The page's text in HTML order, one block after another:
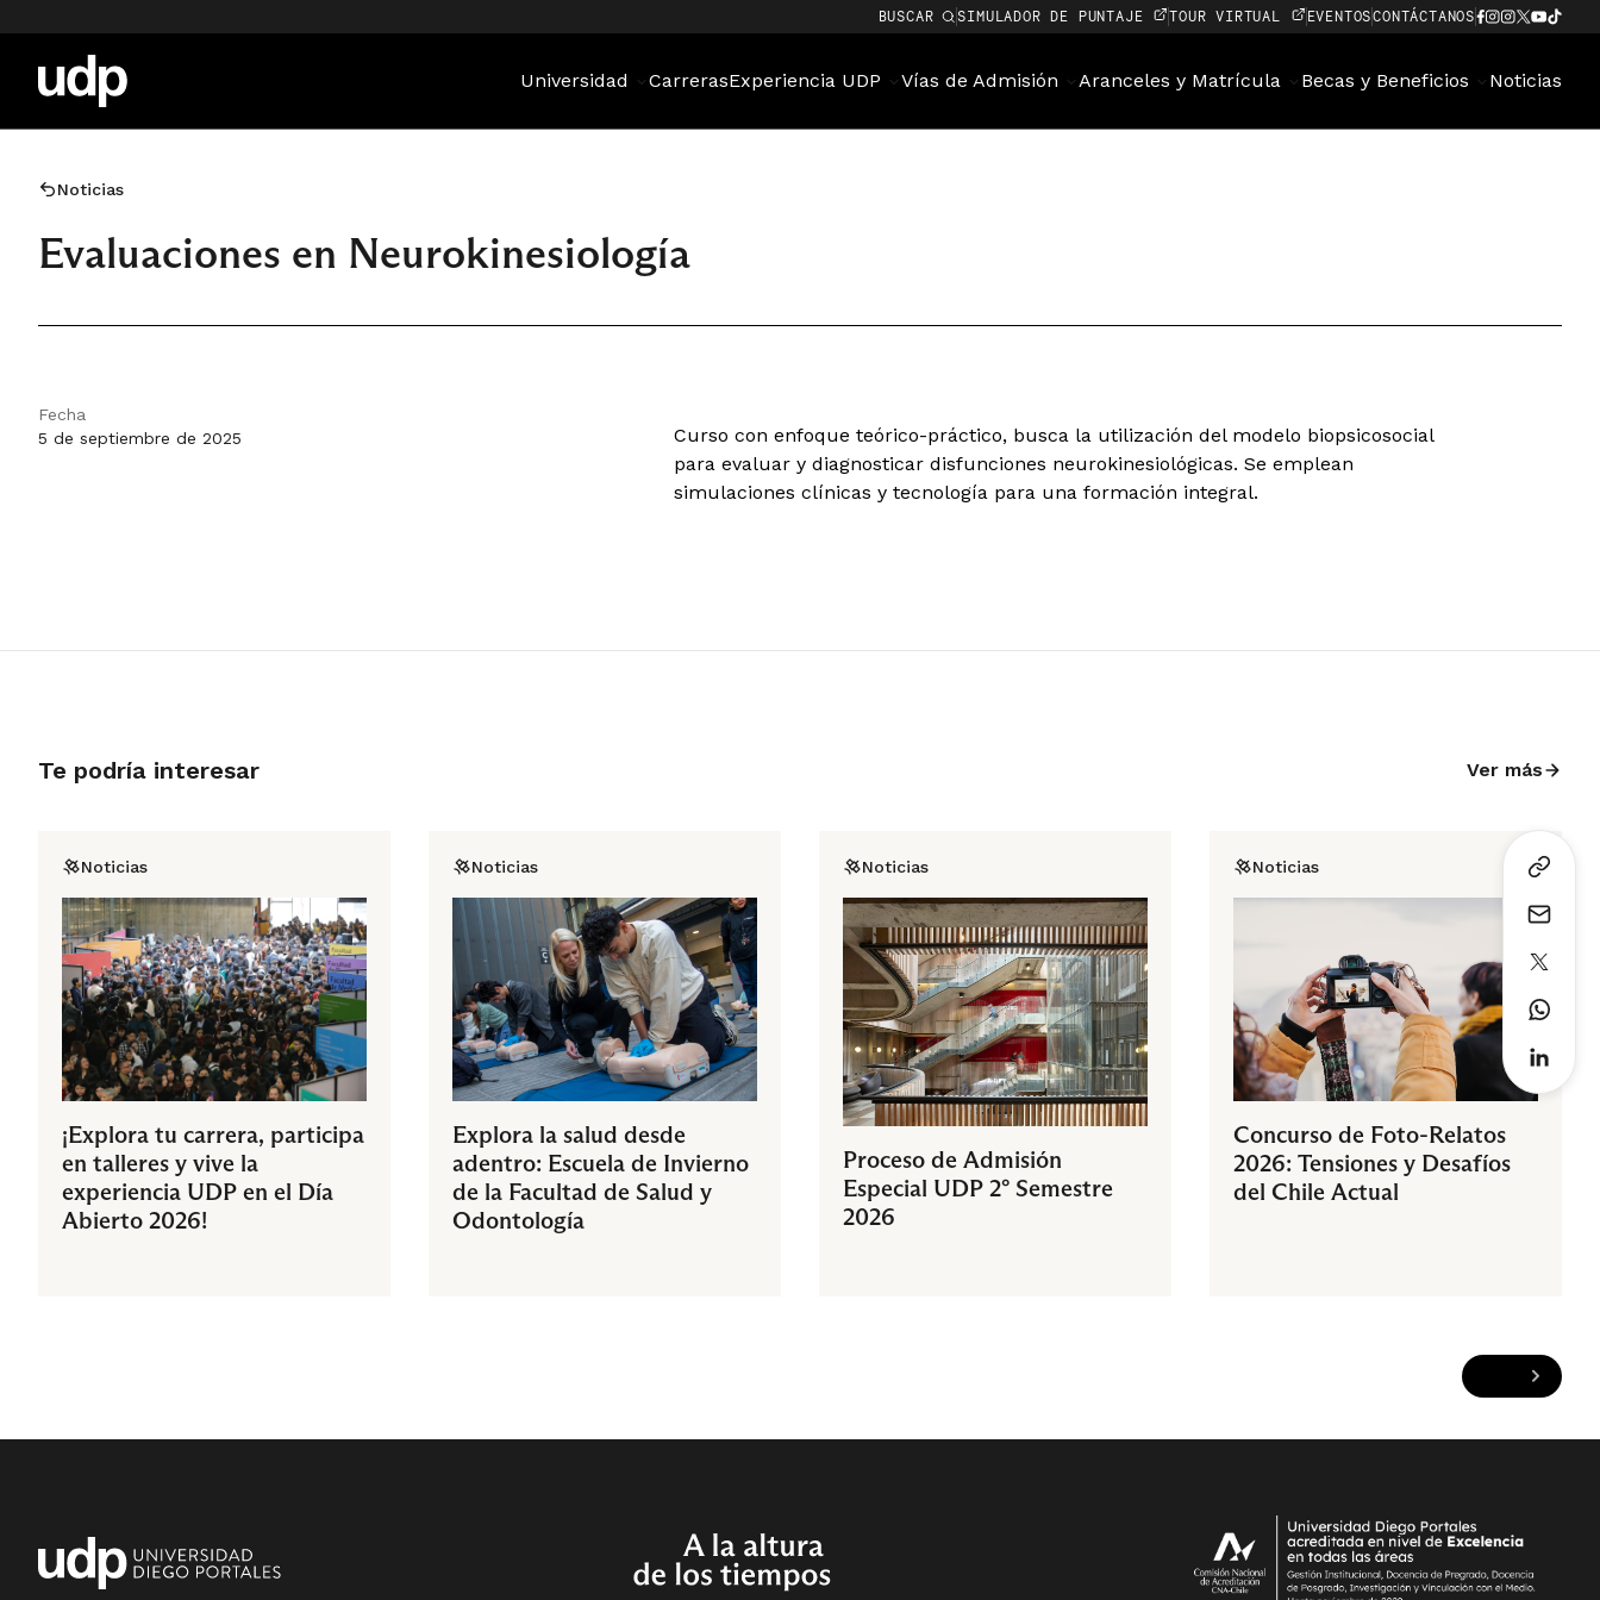
BUSCAR SIMULADOR DE PUNTAJE TOUR VIRTUAL EVENTOSCONTÁCTANOS
Universidad CarrerasExperiencia UDP Vías de Admisión Aranceles y Matrícula Becas y Beneficios Noticias
Noticias
Evaluaciones en Neurokinesiología
Fecha
5 de septiembre de 2025
Curso con enfoque teórico-práctico, busca la utilización del modelo biopsicosocial
para evaluar y diagnosticar disfunciones neurokinesiológicas. Se emplean
simulaciones clínicas y tecnología para una formación integral.
Te podría interesar Ver más
Noticias
¡Explora tu carrera, participa
en talleres y vive la
experiencia UDP en el Día
Abierto 2026!
Noticias
Explora la salud desde
adentro: Escuela de Invierno
de la Facultad de Salud y
Odontología
Noticias
Proceso de Admisión
Especial UDP 2° Semestre
2026
Noticias
Concurso de Foto-Relatos
2026: Tensiones y Desafíos
del Chile Actual